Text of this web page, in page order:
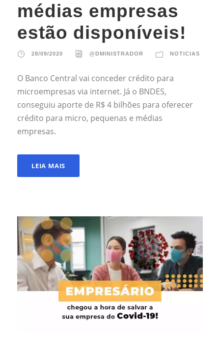
médias empresas
estão disponíveis!
28/09/2020 @DMINISTRADOR NOTICIAS
O Banco Central vai conceder crédito para
microempresas via internet. Já o BNDES,
conseguiu aporte de R$ 4 bilhões para oferecer
crédito para micro, pequenas e médias
empresas.
LEIA MAIS